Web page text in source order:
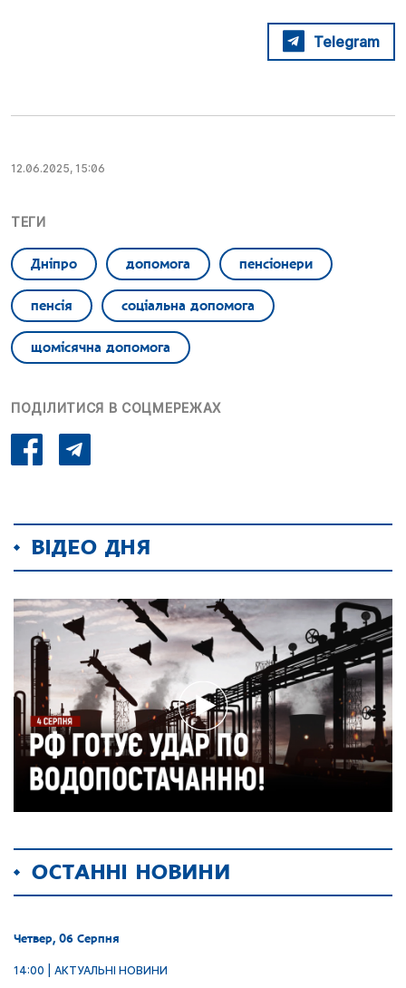
Telegram
12.06.2025, 15:06
ТЕГИ
Дніпро допомога пенсіонери
пенсія соціальна допомога
щомісячна допомога
ПОДІЛИТИСЯ В СОЦМЕРЕЖАХ
ВІДЕО ДНЯ
ОСТАННІ НОВИНИ
Четвер, 06 Серпня
14:00 | АКТУАЛЬНІ НОВИНИ